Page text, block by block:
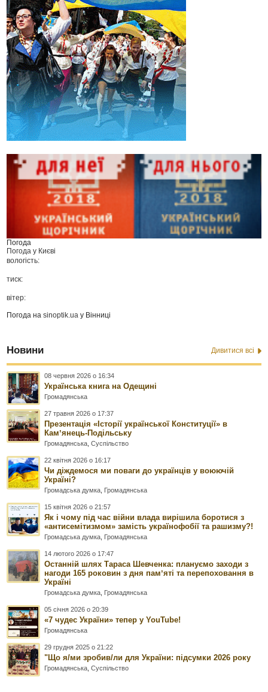
Погода
Погода у Києві
вологість:
тиск:
вітер:
Погода наsinoptik.ua у Вінниці
Новини Дивитися всі
08 червня 2026 о 16:34
Українська книга на Одещині
Громадянська
27 травня 2026 о 17:37
Презентація «Історії української Конституції» в
Камʼянець-Подільську
Громадянська ,Суспільство
22 квітня 2026 о 16:17
Чи діждемося ми поваги до українців у воюючій
Україні?
Громадська думка Громадянська
15 квітня 2026 о 21:57
Як і чому під час війни влада вирішила боротися з
«антисемітизмом» замість українофобії та рашизму?!
Громадська думка Громадянська
14 лютого 2026 о 17:47
Останній шлях Тараса Шевченка: плануємо заходи з
нагоди 165 роковин з дня памʼяті та перепоховання в
Україні
Громадська думка Громадянська
05 січня 2026 о 20:39
«7 чудес України» тепер у YouTube!
Громадянська
29 грудня 2025 о 21:22
"Що я/ми зробив/ли для України: підсумки 2026 року
Громадянська ,Суспільство